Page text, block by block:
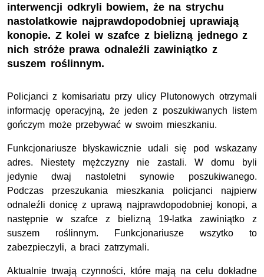
interwencji odkryli bowiem, że na strychu
nastolatkowie najprawdopodobniej uprawiają
konopie. Z kolei w szafce z bielizną jednego z
nich stróże prawa odnaleźli zawiniątko z
suszem roślinnym.
Policjanci z komisariatu przy ulicy Plutonowych otrzymali
informację operacyjną, że jeden z poszukiwanych listem
gończym może przebywać w swoim mieszkaniu.
Funkcjonariusze błyskawicznie udali się pod wskazany
adres. Niestety mężczyzny nie zastali. W domu byli
jedynie dwaj nastoletni synowie poszukiwanego.
Podczas przeszukania mieszkania policjanci najpierw
odnaleźli donicę z uprawą najprawdopodobniej konopi, a
następnie w szafce z bielizną 19-latka zawiniątko z
suszem roślinnym. Funkcjonariusze wszytko to
zabezpieczyli, a braci zatrzymali.
Aktualnie trwają czynności, które mają na celu dokładne